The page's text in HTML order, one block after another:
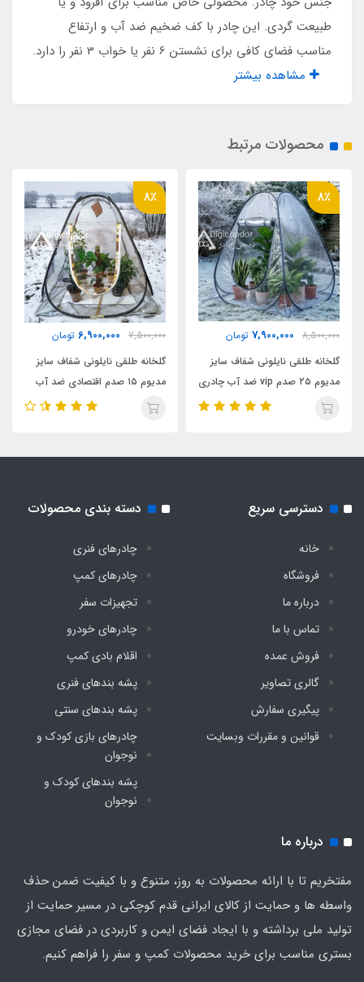
6 نفر
مناسب برای خواب
وزن چادر
5000 گرم
قطر کیف حمل
60 سانت
نوع پارچه
برنو طرحدار ضد آب درجه یک
جنس کف
تعداد درب ورودی
یک عدد
نوع تور پشه‌ بند درب و پنجرها
طبیعت گردی. این چادر با کف ضخیم ضد آب و ارتفاع
مناسب فضای کافی برای نشستن 6 نفر یا خواب 3 نفر را دارد.
مشاهده بیشتر
محصولات مرتبط
8٪
8,500,000
7,900,000 تومان
گلخانه طلقی نایلونی شفاف سایز
مدیوم ۲۵ صدم vip ضد آب چادری
فنری بدون کف دیجی چادر
8٪
7,500,000
6,900,000 تومان
گلخانه طلقی نایلونی شفاف سایز
مدیوم ۱۵ صدم اقتصادی ضد آب
چادری فنری بدون کف دیجی چادر
دسترسی سریع
خانه
فروشگاه
درباره ما
تماس با ما
فروش عمده
گالری تصاویر
پیگیری سفارش
قوانین و مقررات وبسایت
دسته بندی محصولات
چادرهای فنری
چادرهای کمپ
تجهیزات سفر
چادرهای خودرو
اقلام بادی کمپ
پشه‌ بندهای فنری
پشه‌ بندهای سنتی
چادرهای بازی کودک و
نوجوان
پشه‌ بندهای کودک و
نوجوان
درباره ما
مفتخریم تا با ارائه محصولات به روز، متنوع و با کیفیت ضمن حذف
واسطه ها و حمایت از کالای ایرانی قدم کوچکی در مسیر حمایت از
تولید ملی برداشته و با ایجاد فضای ایمن و کاربردی در فضای مجازی
بستری مناسب برای خرید محصولات کمپ و سفر را فراهم کنیم.